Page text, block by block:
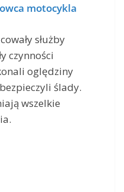
motocykla
służby
czynności
oględziny
ślady.
wszelkie